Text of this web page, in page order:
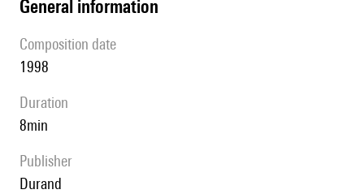
general information
composition date
1998
duration
8min
publisher
Durand